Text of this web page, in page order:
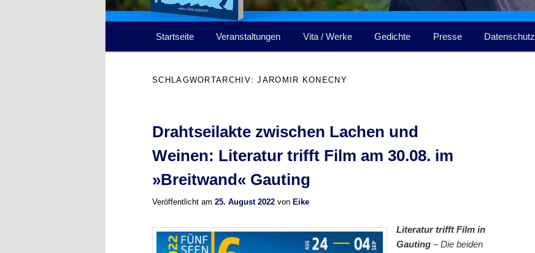
Startseite Veranstaltungen Vita / Werke Gedichte Presse Datenschutz
SCHLAGWORTARCHIV:JAROMIR KONECNY
Drahtseilakte zwischen Lachen und
Weinen: Literatur trifft Film am 30.08. im
»Breitwand« Gauting
Veröffentlicht am 25. August 2022 von Eike
Literatur trifft Film in
Gauting –Die beiden